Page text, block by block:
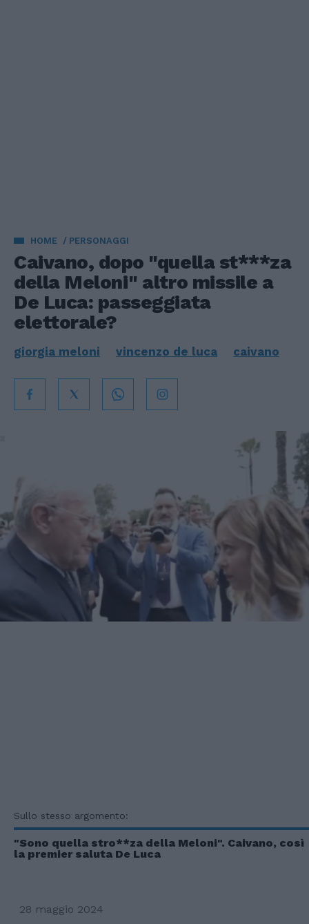
HOME PERSONAGGI
Caivano, dopo "quella st***za
della Meloni" altro missile a
De Luca: passeggiata
elettorale?
giorgia meloni vincenzo de luca caivano
Sullo stesso argomento:
"Sono quella stro**za della Meloni". Caivano, così
la premier saluta De Luca
28 maggio 2024